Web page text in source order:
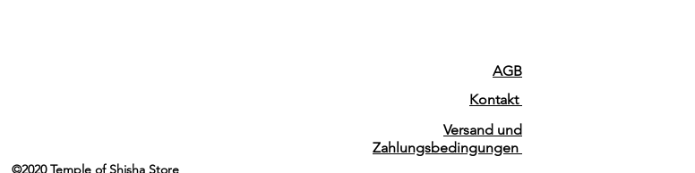
AGB
Kontakt
Versand und
Zahlungsbedingungen
©2020 Temple of Shisha Store